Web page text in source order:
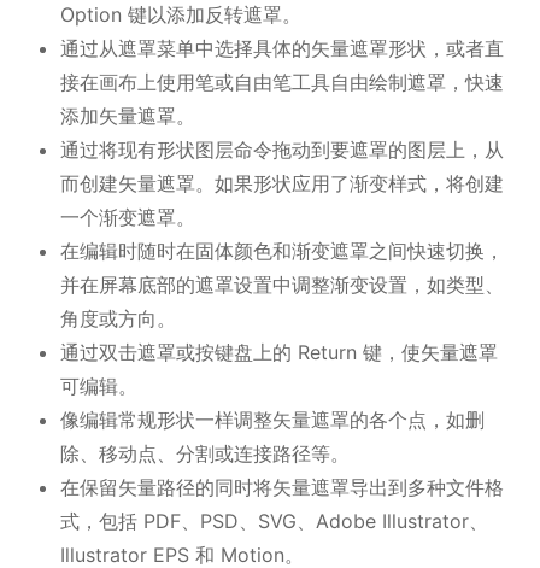
Option 键以添加反转遮罩。
通过从遮罩菜单中选择具体的矢量遮罩形状，或者直
接在画布上使用笔或自由笔工具自由绘制遮罩，快速
添加矢量遮罩。
通过将现有形状图层命令拖动到要遮罩的图层上，从
而创建矢量遮罩。如果形状应用了渐变样式，将创建
一个渐变遮罩。
在编辑时随时在固体颜色和渐变遮罩之间快速切换，
并在屏幕底部的遮罩设置中调整渐变设置，如类型、
角度或方向。
通过双击遮罩或按键盘上的 Return 键，使矢量遮罩
可编辑。
像编辑常规形状一样调整矢量遮罩的各个点，如删
除、移动点、分割或连接路径等。
在保留矢量路径的同时将矢量遮罩导出到多种文件格
式，包括 PDF、PSD、SVG、Adobe Illustrator、
Illustrator EPS 和 Motion。